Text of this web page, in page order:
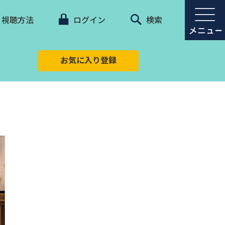
視聴方法 ログイン 検索
お気に入り登録